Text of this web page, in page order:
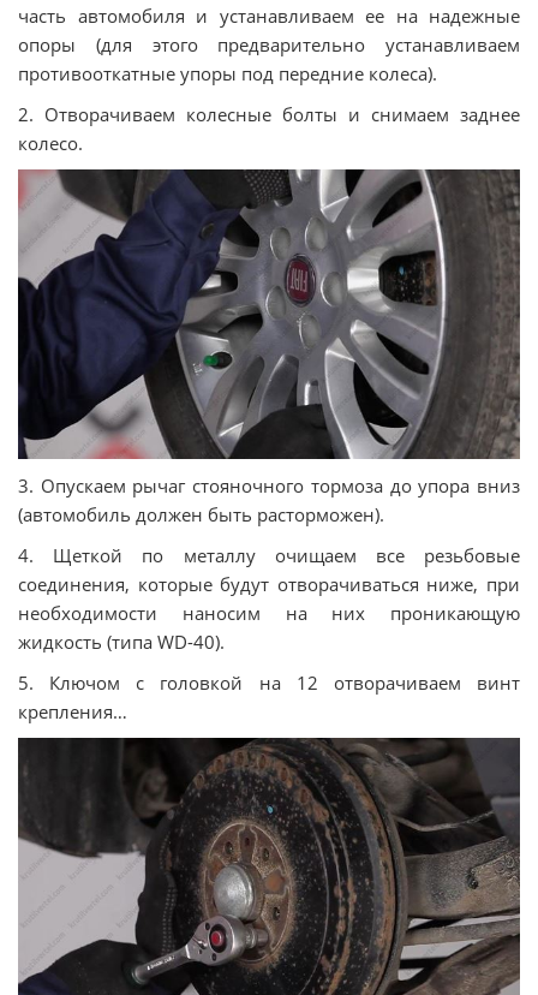
часть автомобиля и устанавливаем ее на надежные
опоры (для этого предварительно устанавливаем
противооткатные упоры под передние колеса).
2. Отворачиваем колесные болты и снимаем заднее
колесо.
3. Опускаем рычаг стояночного тормоза до упора вниз
(автомобиль должен быть расторможен).
4. Щеткой по металлу очищаем все резьбовые
соединения, которые будут отворачиваться ниже, при
необходимости наносим на них проникающую
жидкость (типа WD-40).
5. Ключом с головкой на 12 отворачиваем винт
крепления…